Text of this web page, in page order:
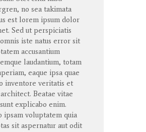
, no sea takimata
est lorem ipsum dolor
. Sed ut perspiciatis
omnis iste natus error sit
accusantium
laudantium, totam
, eaque ipsa quae
inventore veritatis et
Beatae vitae
sunt explicabo enim.
ipsam voluptatem quia
sit aspernatur aut odit